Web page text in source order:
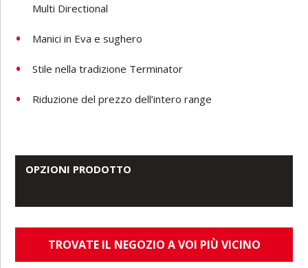
Multi Directional
Manici in Eva e sughero
Stile nella tradizione Terminator
Riduzione del prezzo dell’intero range
OPZIONI PRODOTTO
TROVATE IL NEGOZIO A VOI PIÙ VICINO